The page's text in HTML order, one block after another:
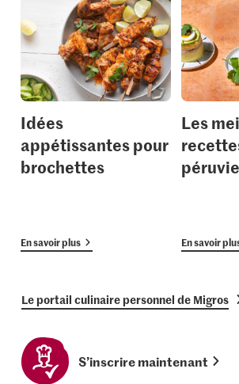
Idées
appétissantes pour
brochettes
En savoir plus
Les
En savoir
Le portail culinaire personnel de Migros
S’inscrire maintenant